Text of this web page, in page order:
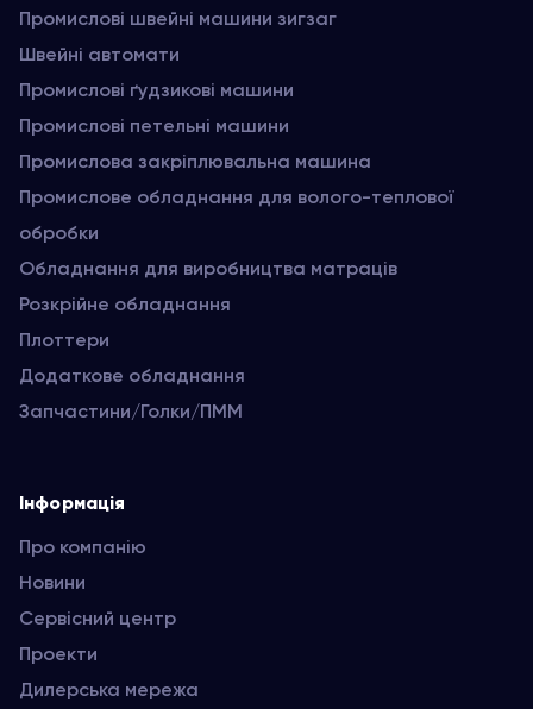
Промислові швейні машини зигзаг
Швейні автомати
Промислові ґудзикові машини
Промислові петельні машини
Промислова закріплювальна машина
Промислове обладнання для волого-теплової
обробки
Обладнання для виробництва матраців
Розкрійне обладнання
Плоттери
Додаткове обладнання
Запчастини/Голки/ПММ
Інформація
Про компанію
Новини
Сервісний центр
Проекти
Дилерська мережа